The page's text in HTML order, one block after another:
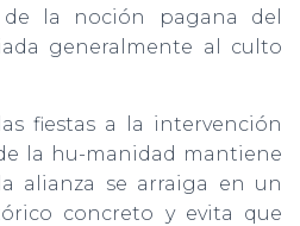
de la noción pagana del
generalmente al culto
fiestas a la intervención
la hu-manidad mantiene
alianza se arraiga en un
concreto y evita que